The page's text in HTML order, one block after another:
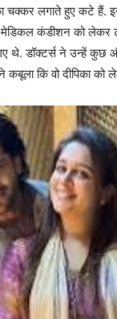
लगाते हुए कटे हैं.
मेडिकल कंडीशन को लेकर
थे. डॉक्टर्स ने उन्हें कुछ
कबूला कि वो दीपिका को